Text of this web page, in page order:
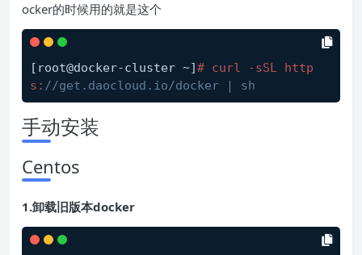
ocker的时候用的就是这个
[root@docker-cluster ~]# curl -sSL http
s: //get.daocloud.io/docker | sh
手动安装
Centos
1.卸载旧版本docker